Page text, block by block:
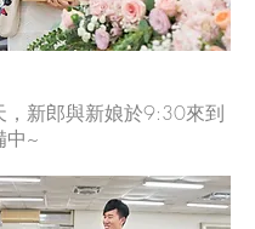
，新郎與新娘於9:30來到
中~